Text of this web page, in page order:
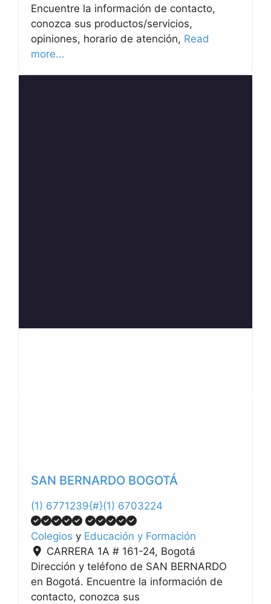
Encuentre la información de contacto,
conozca sus productos/servicios,
opiniones, horario de atención, Read
more...
SAN BERNARDO BOGOTÁ
(1) 6771239{#}(1) 6703224
Colegios y Educación y Formación
CARRERA 1A # 161-24, Bogotá
Dirección y teléfono de SAN BERNARDO
en Bogotá. Encuentre la información de
contacto, conozca sus